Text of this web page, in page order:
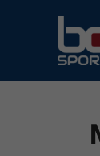
contenuto